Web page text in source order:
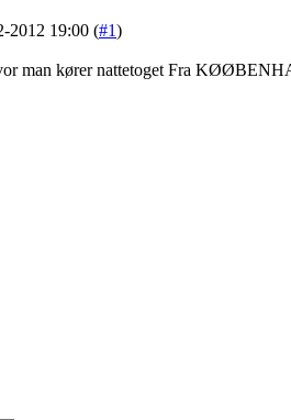
2012 19:00 (#1)
man kører nattetoget Fra